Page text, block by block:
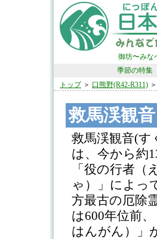
御坊〜みな
季節の特集
トップ＞ 口熊野(R42-R311)
救馬渓観音
救馬渓観音(
は、今から約
「役の行者（
ゃ）」によっ
方最古の厄除
は600年位前
はんがん）」